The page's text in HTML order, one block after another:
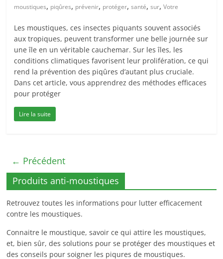
moustiques, piqûres, prévenir, protéger,santé,sur,Votre
Les moustiques, ces insectes piquants souvent associés
aux tropiques, peuvent transformer une belle journée sur
une île en un véritable cauchemar. Sur les îles, les
conditions climatiques favorisent leur prolifération, ce qui
rend la prévention des piqûres d’autant plus cruciale.
Dans cet article, vous apprendrez des méthodes efficaces
pour protéger
Lire la suite
← Précédent
Produits anti-moustiques
Retrouvez toutes les informations pour lutter efficacement
contre les moustiques.
Connaitre le moustique, savoir ce qui attire les moustiques,
et, bien sûr, des solutions pour se protéger des moustiques et
des conseils pour soigner les piqures de moustiques.